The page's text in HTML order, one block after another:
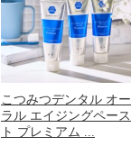
こつみつデンタル オー
ラル エイジングペース
ト プレミアム ...